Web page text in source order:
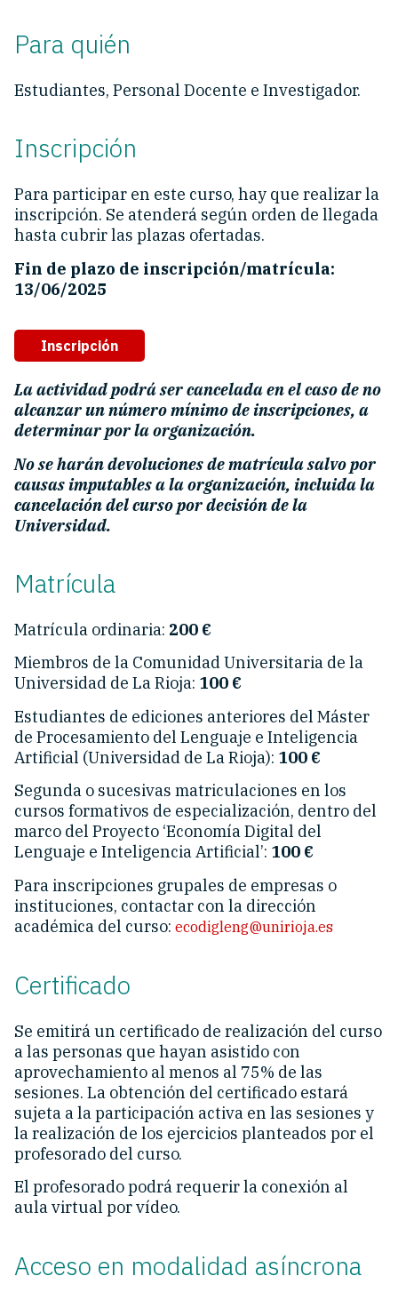
Para quién
Estudiantes, Personal Docente e Investigador.
Inscripción
Para participar en este curso, hay que realizar la
inscripción. Se atenderá según orden de llegada
hasta cubrir las plazas ofertadas.
Fin de plazo de inscripción/matrícula:
13/06/2025
Inscripción
La actividad podrá ser cancelada en el caso de no
alcanzar un número mínimo de inscripciones, a
determinar por la organización.
No se harán devoluciones de matrícula salvo por
causas imputables a la organización, incluida la
cancelación del curso por decisión de la
Universidad.
Matrícula
Matrícula ordinaria: 200 €
Miembros de la Comunidad Universitaria de la
Universidad de La Rioja: 100 €
Estudiantes de ediciones anteriores del Máster
de Procesamiento del Lenguaje e Inteligencia
Artificial (Universidad de La Rioja): 100 €
Segunda o sucesivas matriculaciones en los
cursos formativos de especialización, dentro del
marco del Proyecto ‘Economía Digital del
Lenguaje e Inteligencia Artificial’: 100 €
Para inscripciones grupales de empresas o
instituciones, contactar con la dirección
académica del curso: ecodigleng@unirioja.es
Certificado
Se emitirá un certificado de realización del curso
a las personas que hayan asistido con
aprovechamiento al menos al 75% de las
sesiones. La obtención del certificado estará
sujeta a la participación activa en las sesiones y
la realización de los ejercicios planteados por el
profesorado del curso.
El profesorado podrá requerir la conexión al
aula virtual por vídeo.
Acceso en modalidad asíncrona